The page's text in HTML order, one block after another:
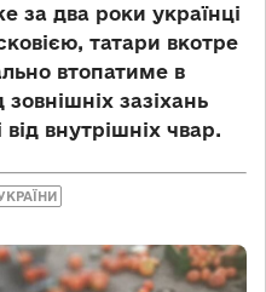
за два роки українці
татари вкотре
втопатиме в
зазіхань
від внутрішніх чвар.